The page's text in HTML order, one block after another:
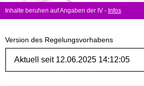
Inhalte beruhen auf Angaben der IV - Infos
Version des Regelungsvorhabens